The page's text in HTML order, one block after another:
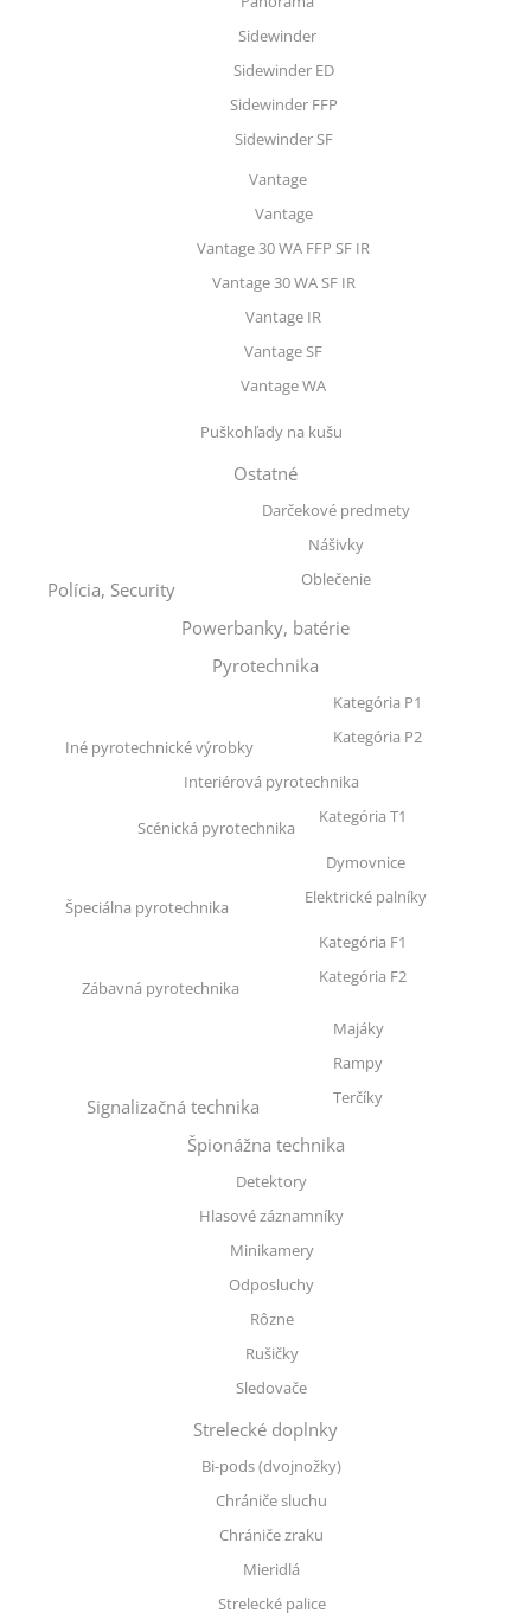
Sidewinder
Sidewinder ED
Sidewinder FFP
Sidewinder SF
Vantage
Vantage
Vantage 30 WA FFP SF IR
Vantage 30 WA SF IR
Vantage IR
Vantage SF
Vantage WA
Puškohľady na kušu
Ostatné
Polícia, Security
Darčekové predmety
Nášivky
Oblečenie
Powerbanky, batérie
Pyrotechnika
Iné pyrotechnické výrobky
Kategória P1
Kategória P2
Interiérová pyrotechnika
Scénická pyrotechnika
Kategória T1
Špeciálna pyrotechnika
Dymovnice
Elektrické palníky
Zábavná pyrotechnika
Kategória F1
Kategória F2
Signalizačná technika
Majáky
Rampy
Terčíky
Špionážna technika
Detektory
Hlasové záznamníky
Minikamery
Odposluchy
Rôzne
Rušičky
Sledovače
Strelecké doplnky
Bi-pods (dvojnožky)
Chrániče sluchu
Chrániče zraku
Mieridlá
Strelecké palice